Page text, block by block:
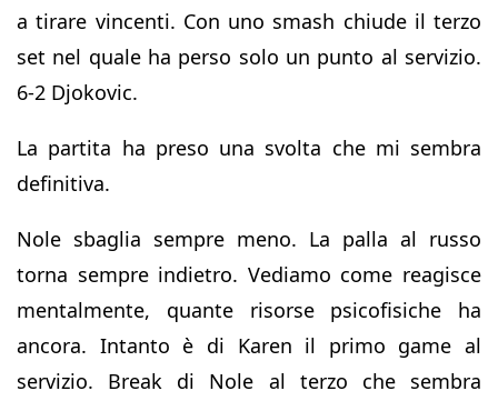
a tirare vincenti. Con uno smash chiude il terzo
set nel quale ha perso solo un punto al servizio.
6-2 Djokovic.
La partita ha preso una svolta che mi sembra
definitiva.
Nole sbaglia sempre meno. La palla al russo
torna sempre indietro. Vediamo come reagisce
mentalmente, quante risorse psicofisiche ha
ancora. Intanto è di Karen il primo game al
servizio. Break di Nole al terzo che sembra